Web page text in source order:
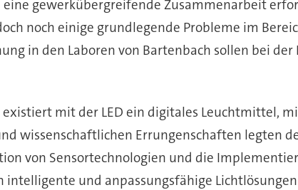
eine gewerkübergreifende Zusammenarbeit
noch einige grundlegende Probleme im
in den Laboren von Bartenbach sollen bei
mit der LED ein digitales Leuchtmittel,
wissenschaftlichen Errungenschaften legten
von Sensortechnologien und die
intelligente und anpassungsfähige